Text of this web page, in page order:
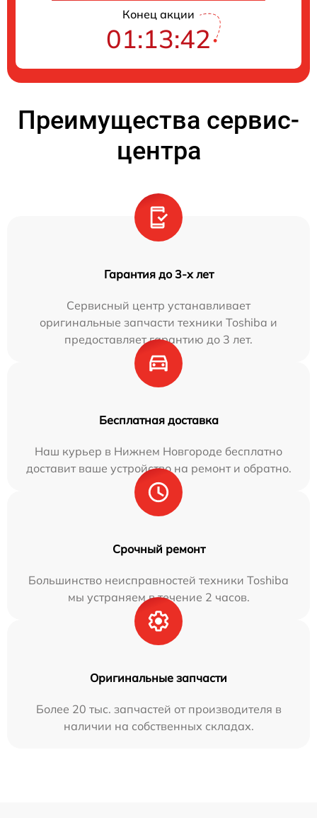
Конец акции
01:13:42
Преимущества сервис-
центра
Гарантия до 3-х лет
Сервисный центр устанавливает
оригинальные запчасти техники Toshiba и
предоставляет гарантию до 3 лет.
Бесплатная доставка
Наш курьер в Нижнем Новгороде бесплатно
доставит ваше устройство на ремонт и обратно.
Срочный ремонт
Большинство неисправностей техники Toshiba
мы устраняем в течение 2 часов.
Оригинальные запчасти
Более 20 тыс. запчастей от производителя в
наличии на собственных складах.